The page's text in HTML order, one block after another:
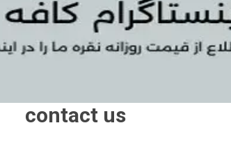
contact us